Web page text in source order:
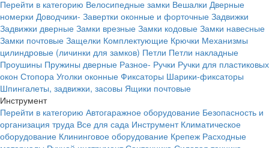
Перейти в категорию Велосипедные замки Вешалки Дверные
номерки Доводчики- Завертки оконные и форточные Задвижки
Задвижки дверные Замки врезные Замки кодовые Замки навесные
Замки почтовые Защелки Комплектующие Крючки Механизмы
цилиндровые (личинки для замков) Петли Петли накладные
Проушины Пружины дверные Разное- Ручки Ручки для пластиковых
окон Стопора Уголки оконные Фиксаторы Шарики-фиксаторы
Шпингалеты, задвижки, засовы Ящики почтовые
Инструмент
Перейти в категорию Автогаражное оборудование Безопасность и
организация труда Все для сада Инструмент Климатическое
оборудование Клининговое оборудование Крепеж Расходные